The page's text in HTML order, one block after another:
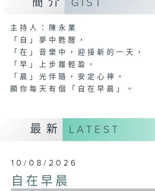
GIST
主持人：陳永業
「自」夢中甦醒，
「在」音樂中，迎接新的一天，
「早」上步履輕盈，
「晨」光伴隨，安定心神。
願你每天有個「自在早晨」。
最新 LATEST
10/08/2026
自在早晨